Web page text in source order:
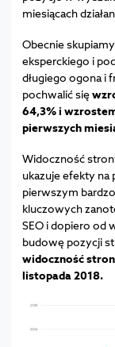
miesiącach
Obecnie
eksperckiego i
długiego ogona i
pochwalić się
64,3% i
pierwszych
Widoczność
ukazuje efekty na
pierwszym
kluczowych
SEO i dopiero od
budowę pozycji
widoczność
listopada 2018.